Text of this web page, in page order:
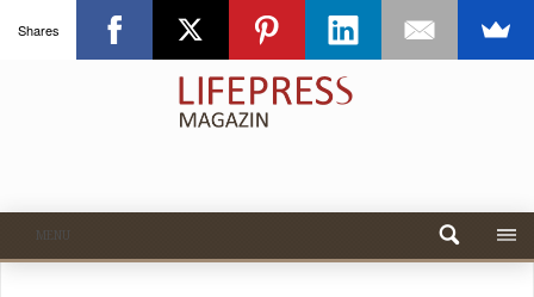
MENU
Shares